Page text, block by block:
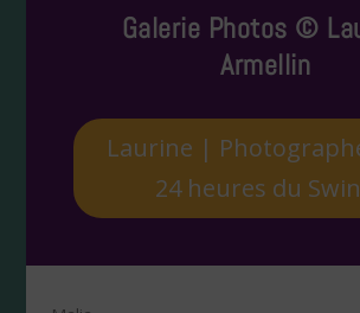
Galerie Photos ©
Armellin
Laurine |
24 heures du